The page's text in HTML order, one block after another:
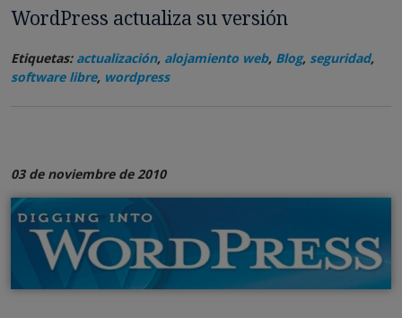
WordPress actualiza su versión
Etiquetas: actualización, alojamiento web, Blog, seguridad,
software libre, wordpress
03 de noviembre de 2010